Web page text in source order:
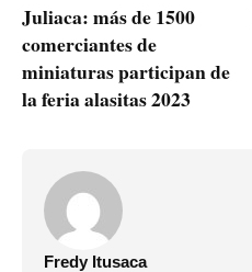
Juliaca: más de 1500
comerciantes de
miniaturas participan de
la feria alasitas 2023
Fredy Itusaca